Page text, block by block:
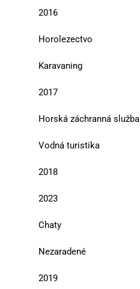
2016
Horolezectvo
Karavaning
2017
Horská záchranná služba
Vodná turistika
2018
2023
Chaty
Nezaradené
2019